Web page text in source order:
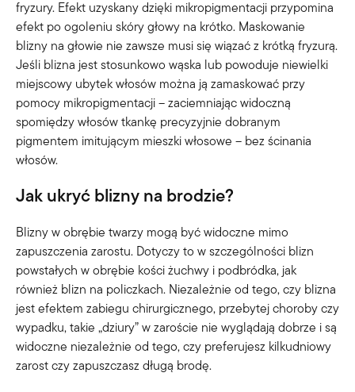
fryzury. Efekt uzyskany dzięki mikropigmentacji przypomina
efekt po ogoleniu skóry głowy na krótko. Maskowanie
blizny na głowie nie zawsze musi się wiązać z krótką fryzurą.
Jeśli blizna jest stosunkowo wąska lub powoduje niewielki
miejscowy ubytek włosów można ją zamaskować przy
pomocy mikropigmentacji – zaciemniając widoczną
spomiędzy włosów tkankę precyzyjnie dobranym
pigmentem imitującym mieszki włosowe – bez ścinania
włosów.
Jak ukryć blizny na brodzie?
Blizny w obrębie twarzy mogą być widoczne mimo
zapuszczenia zarostu. Dotyczy to w szczególności blizn
powstałych w obrębie kości żuchwy i podbródka, jak
również blizn na policzkach. Niezależnie od tego, czy blizna
jest efektem zabiegu chirurgicznego, przebytej choroby czy
wypadku, takie „dziury” w zaroście nie wyglądają dobrze i są
widoczne niezależnie od tego, czy preferujesz kilkudniowy
zarost czy zapuszczasz długą brodę.